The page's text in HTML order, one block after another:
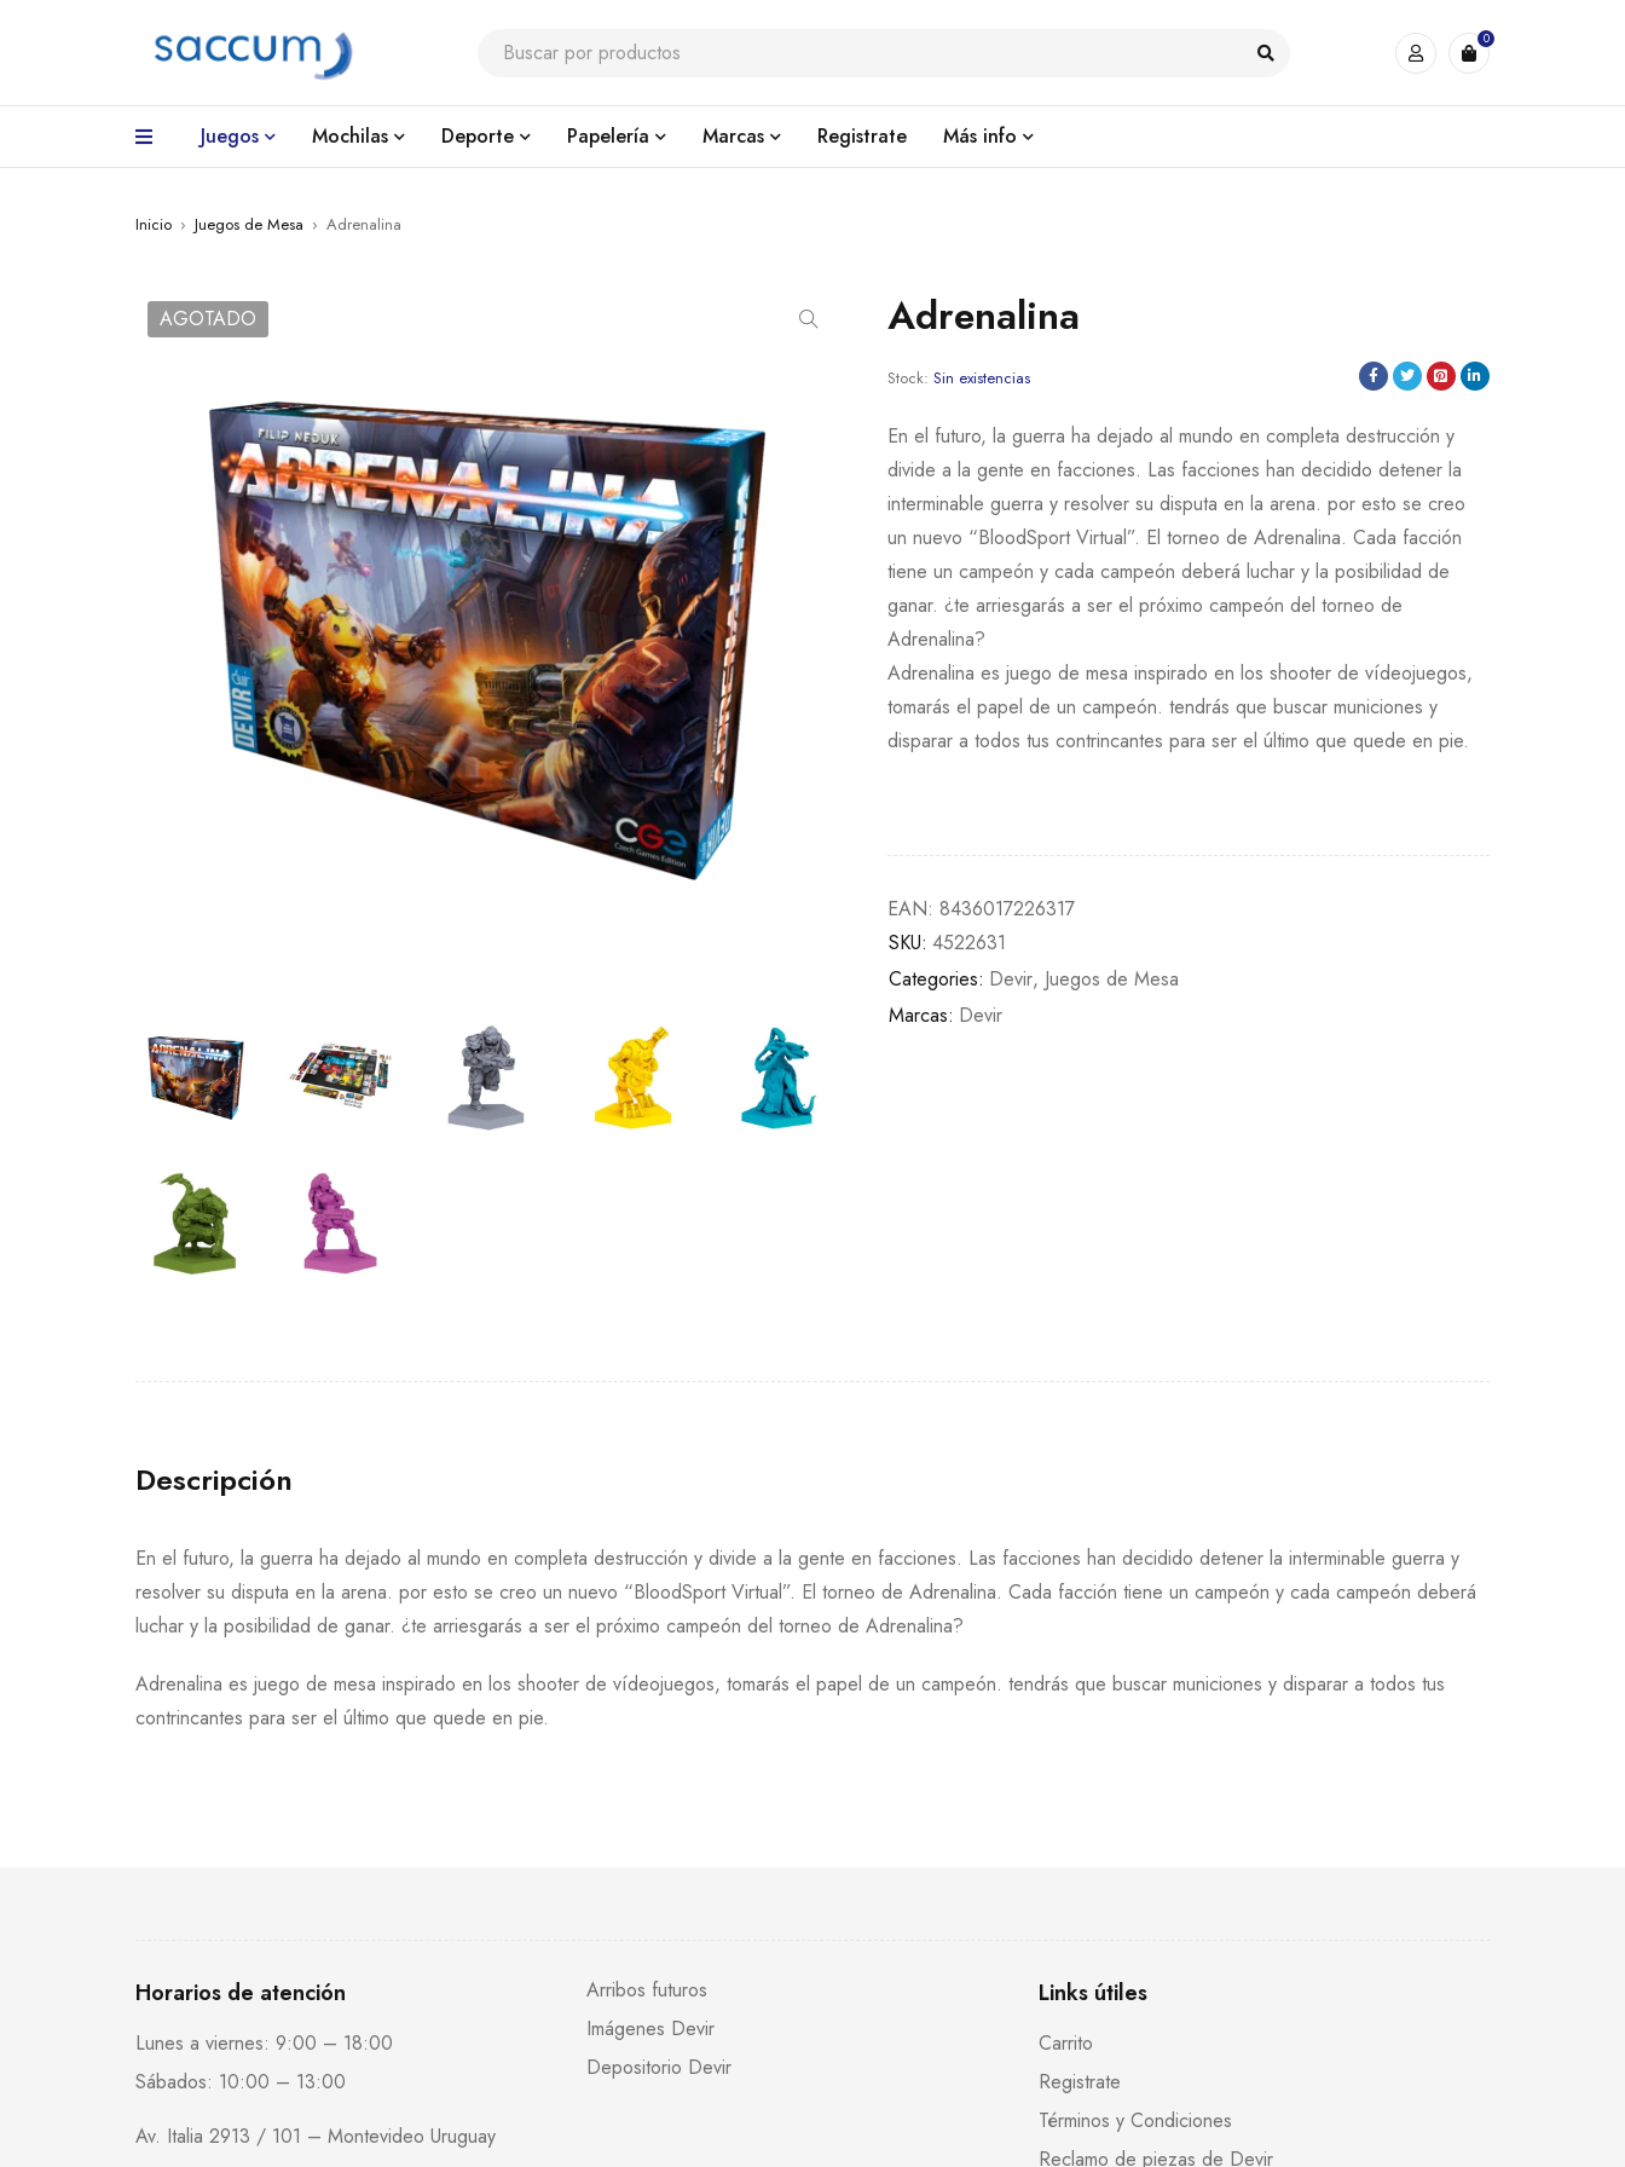
0
Juegos Mochilas Deporte Papelería Marcas Registrate Más info
Inicio › Juegos de Mesa › Adrenalina
AGOTADO Adrenalina
Stock: Sin existencias
En el futuro, la guerra ha dejado al mundo en completa destrucción y
divide a la gente en facciones. Las facciones han decidido detener la
interminable guerra y resolver su disputa en la arena. por esto se creo
un nuevo “BloodSport Virtual”. El torneo de Adrenalina. Cada facción
tiene un campeón y cada campeón deberá luchar y la posibilidad de
ganar. ¿te arriesgarás a ser el próximo campeón del torneo de
Adrenalina?
Adrenalina es juego de mesa inspirado en los shooter de vídeojuegos,
tomarás el papel de un campeón. tendrás que buscar municiones y
disparar a todos tus contrincantes para ser el último que quede en pie.
EAN:8436017226317
SKU: 4522631
Categories: Devir, Juegos de Mesa
Marcas: Devir
Descripción
En el futuro, la guerra ha dejado al mundo en completa destrucción y divide a la gente en facciones. Las facciones han decidido detener la interminable guerra y
resolver su disputa en la arena. por esto se creo un nuevo “BloodSport Virtual”. El torneo de Adrenalina. Cada facción tiene un campeón y cada campeón deberá
luchar y la posibilidad de ganar. ¿te arriesgarás a ser el próximo campeón del torneo de Adrenalina?
Adrenalina es juego de mesa inspirado en los shooter de vídeojuegos, tomarás el papel de un campeón. tendrás que buscar municiones y disparar a todos tus
contrincantes para ser el último que quede en pie.
Horarios de atención
Lunes a viernes: 9:00 – 18:00
Sábados: 10:00 – 13:00
Av. Italia 2913 / 101 – Montevideo Uruguay
Arribos futuros
Imágenes Devir
Depositorio Devir
Links útiles
Carrito
Registrate
Términos y Condiciones
Reclamo de piezas de Devir